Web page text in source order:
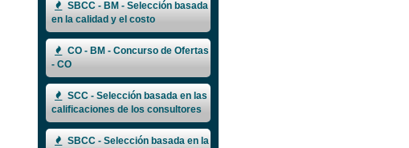
SBCC - BM - Selección basada
en la calidad y el costo
CO - BM - Concurso de Ofertas
- CO
SCC - Selección basada en las
calificaciones de los consultores
SBCC - Selección basada en la